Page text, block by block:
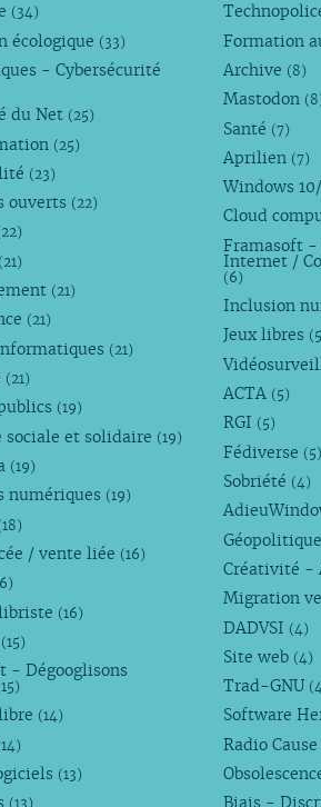
(34)
écologique (33)
- Cybersécurité
du Net (25)
(25)
(23)
ouverts (22)
(21)
(21)
(21)
(21)
(21)
(19)
sociale et solidaire (19)
(19)
numériques (19)
/ vente liée (16)
(16)
(15)
- Dégooglisons
(14)
(13)
(13)
Formation
Archive (8)
Mastodon
Santé (7)
Aprilien (7)
Windows
Cloud
Framasoft -
Internet /
(6)
Inclusion
Jeux libres
ACTA (5)
RGI (5)
Fédiverse (5)
Sobriété (4)
Géopolitique
Créativité -
Migration
DADVSI (4)
Site web (4)
Trad-GNU
Software
Radio
Biais -